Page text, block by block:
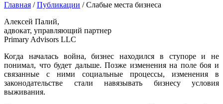
Главная /Публикации /Слабые места бизнеса
Алексей Палий,
адвокат, управляющий партнер
Primary Advisors LLC
Когда началась война, бизнес находился в ступоре и не
понимал, что будет дальше. Позже изменения на поле боя и
связанные с ними социальные процессы, изменения в
законодательстве стали навязывать бизнесу условия
выживания.